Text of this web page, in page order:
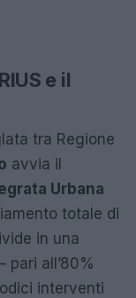
e il
tra Regione
avvia il
Urbana
totale di
in una
pari all’80%
interventi